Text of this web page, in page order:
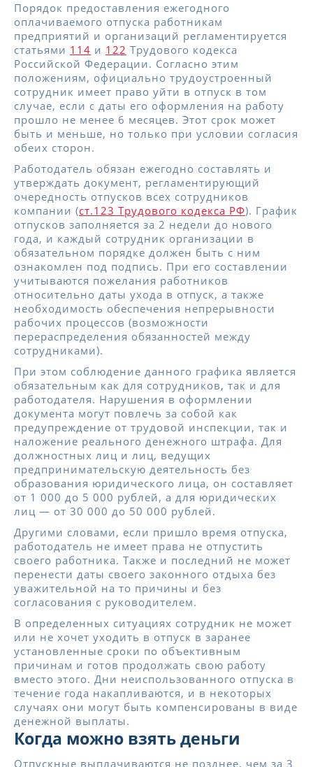
Порядок предоставления ежегодного
оплачиваемого отпуска работникам
предприятий и организаций регламентируется
статьями 114 и 122 Трудового кодекса
Российской Федерации. Согласно этим
положениям, официально трудоустроенный
сотрудник имеет право уйти в отпуск в том
случае, если с даты его оформления на работу
прошло не менее 6 месяцев. Этот срок может
быть и меньше, но только при условии согласия
обеих сторон.
Работодатель обязан ежегодно составлять и
утверждать документ, регламентирующий
очередность отпусков всех сотрудников
компании (ст.123 Трудового кодекса РФ). График
отпусков заполняется за 2 недели до нового
года, и каждый сотрудник организации в
обязательном порядке должен быть с ним
ознакомлен под подпись. При его составлении
учитываются пожелания работников
относительно даты ухода в отпуск, а также
необходимость обеспечения непрерывности
рабочих процессов (возможности
перераспределения обязанностей между
сотрудниками).
При этом соблюдение данного графика является
обязательным как для сотрудников, так и для
работодателя. Нарушения в оформлении
документа могут повлечь за собой как
предупреждение от трудовой инспекции, так и
наложение реального денежного штрафа. Для
должностных лиц и лиц, ведущих
предпринимательскую деятельность без
образования юридического лица, он составляет
от 1 000 до 5 000 рублей, а для юридических
лиц — от 30 000 до 50 000 рублей.
Другими словами, если пришло время отпуска,
работодатель не имеет права не отпустить
своего работника. Также и последний не может
перенести даты своего законного отдыха без
уважительной на то причины и без
согласования с руководителем.
В определенных ситуациях сотрудник не может
или не хочет уходить в отпуск в заранее
установленные сроки по объективным
причинам и готов продолжать свою работу
вместо этого. Дни неиспользованного отпуска в
течение года накапливаются, и в некоторых
случаях они могут быть компенсированы в виде
денежной выплаты.
Когда можно взять деньги
Отпускные выплачиваются не позднее, чем за 3